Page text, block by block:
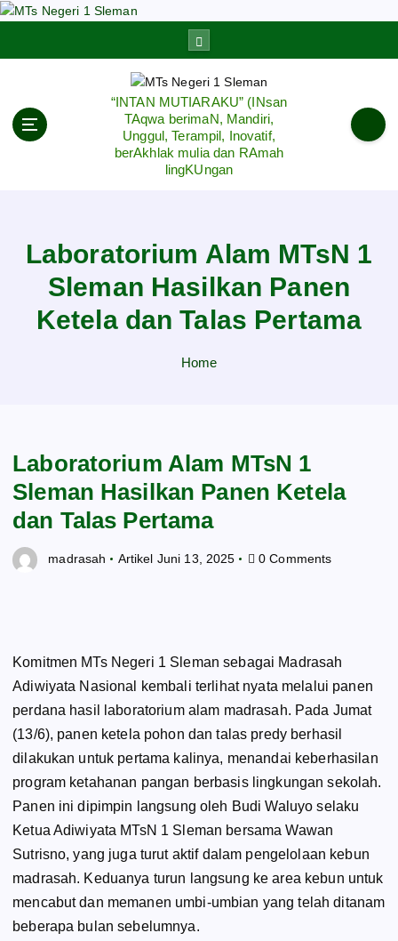
S
“INTAN MUTIARAKU” (INsan
TAqwa berimaN, Mandiri,
Unggul, Terampil, Inovatif,
berAkhlak mulia dan RAmah
lingKUngan
Laboratorium Alam MTsN 1
Sleman Hasilkan Panen
Ketela dan Talas Pertama
Home
Laboratorium Alam MTsN 1
Sleman Hasilkan Panen Ketela
dan Talas Pertama
madrasah Artikel Juni 13, 2025 0 Comments
Komitmen MTs Negeri 1 Sleman sebagai Madrasah
Adiwiyata Nasional kembali terlihat nyata melalui panen
perdana hasil laboratorium alam madrasah. Pada Jumat
(13/6), panen ketela pohon dan talas predy berhasil
dilakukan untuk pertama kalinya, menandai keberhasilan
program ketahanan pangan berbasis lingkungan sekolah.
Panen ini dipimpin langsung oleh Budi Waluyo selaku
Ketua Adiwiyata MTsN 1 Sleman bersama Wawan
Sutrisno, yang juga turut aktif dalam pengelolaan kebun
madrasah. Keduanya turun langsung ke area kebun untuk
mencabut dan memanen umbi-umbian yang telah ditanam
beberapa bulan sebelumnya.